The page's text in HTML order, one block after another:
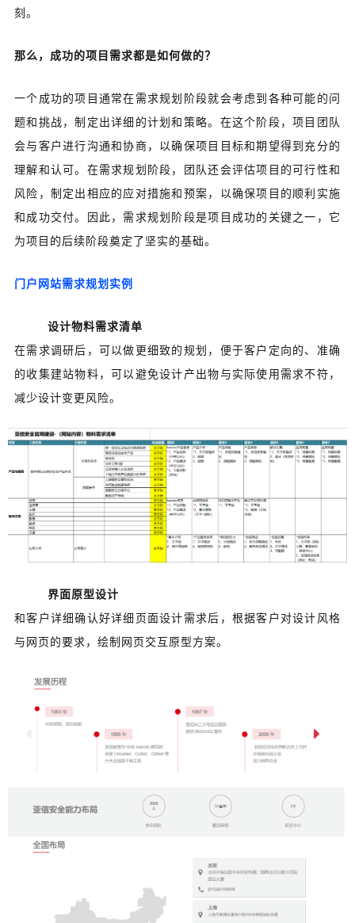
刻。
那么，成功的项目需求都是如何做的？
一个成功的项目通常在需求规划阶段就会考虑到各种可能的问
题和挑战，制定出详细的计划和策略。在这个阶段，项目团队
会与客户进行沟通和协商，以确保项目目标和期望得到充分的
理解和认可。在需求规划阶段，团队还会评估项目的可行性和
风险，制定出相应的应对措施和预案，以确保项目的顺利实施
和成功交付。因此，需求规划阶段是项目成功的关键之一，它
为项目的后续阶段奠定了坚实的基础。
门户网站需求规划实例
设计物料需求清单
在需求调研后，可以做更细致的规划，便于客户定向的、准确
的收集建站物料，可以避免设计产出物与实际使用需求不符，
减少设计变更风险。
界面原型设计
和客户详细确认好详细页面设计需求后，根据客户对设计风格
与网页的要求，绘制网页交互原型方案。